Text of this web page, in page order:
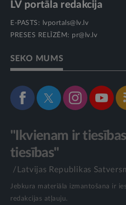
LV portāla redakcija
E-PASTS:
lvportals@lv.lv
PRESES RELĪZĒM: pr@lv.lv
SEKO MUMS
"Ikvienam ir
tiesības"
/Latvijas Republikas
Jebkura materiāla izmantošana ir
redakcijas atļauju.